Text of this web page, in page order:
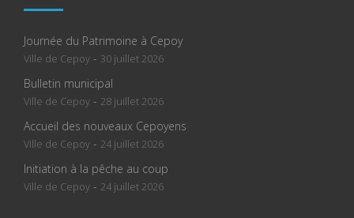
Journée du Patrimoine à Cepoy
Ville de Cepoy - 30 juillet 2026
Bulletin municipal
Ville de Cepoy - 28 juillet 2026
Accueil des nouveaux Cepoyens
Ville de Cepoy - 24 juillet 2026
Initiation à la pêche au coup
Ville de Cepoy - 24 juillet 2026